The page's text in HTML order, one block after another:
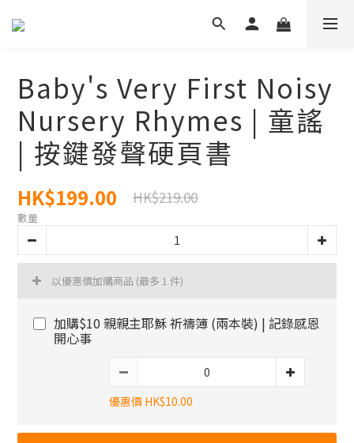
Baby's Very First Noisy
Nursery Rhymes | 童謠
| 按鍵發聲硬頁書
HK$199.00 HK$219.00
數量
以優惠價加購商品 (最多 1 件)
加購$10 親親主耶穌 祈禱簿 (兩本裝) | 記錄感恩
開心事
優惠價 HK$10.00